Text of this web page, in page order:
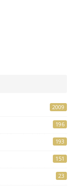
2009
196
193
151
23